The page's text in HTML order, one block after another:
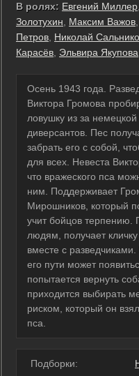
В ролях: Евгений Миллер
Золотухин
Максим Важов
Петров Николай
Карасёв Эльвира Якупова
Осень 1943 года.
Виктора Громова
ловушку из за
диверсантов. Пес
забрать его с собой,
для всех. Невеста
что вражеского пса
ним. Поддерживает
Мирошников, который
учит бойцов терпению.
людям, получает
вместе с
его пути может
попытается вернуть
приходится выбирать
риском, который он
пса.
Подборки: